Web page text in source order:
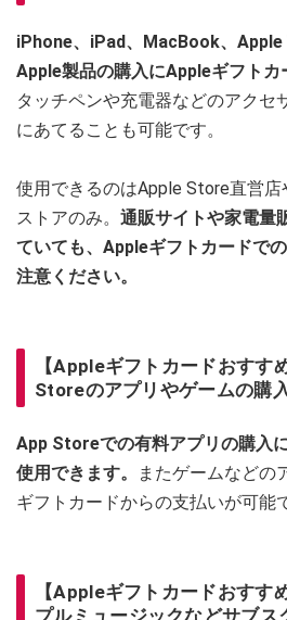
iPhone、iPad、MacBook、
Apple製品の購入にAppleギフトカ
タッチペンや充電器などのアクセ
にあてることも可能です。
使用できるのはApple Store直営
ストアのみ。 通販サイトや家電量
ていても、Appleギフトカードで
注意ください。
【Appleギフトカードおすす
Storeのアプリやゲームの購
App Storeでの有料アプリの購入
使用できます。
またゲームなどの
ギフトカードからの支払いが可能
【Appleギフトカードおすす
プルミュージックなどサブス